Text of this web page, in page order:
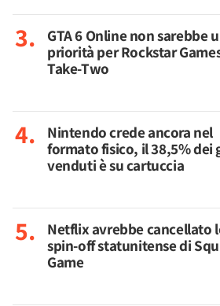
GTA 6 Online non sarebbe
priorità per Rockstar
Take-Two
Nintendo crede ancora nel
formato fisico, il 38,5% dei
venduti è su cartuccia
Netflix avrebbe cancellato
spin-off statunitense di
Game